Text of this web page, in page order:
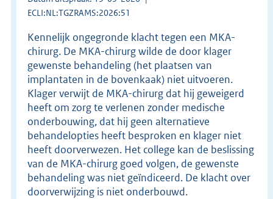
ECLI:NL:TGZRAMS:2026:51
Kennelijk ongegronde klacht tegen een MKA-
chirurg. De MKA-chirurg wilde de door klager
gewenste behandeling (het plaatsen van
implantaten in de bovenkaak) niet uitvoeren.
Klager verwijt de MKA-chirurg dat hij geweigerd
heeft om zorg te verlenen zonder medische
onderbouwing, dat hij geen alternatieve
behandelopties heeft besproken en klager niet
heeft doorverwezen. Het college kan de beslissing
van de MKA-chirurg goed volgen, de gewenste
behandeling was niet geïndiceerd. De klacht over
doorverwijzing is niet onderbouwd.